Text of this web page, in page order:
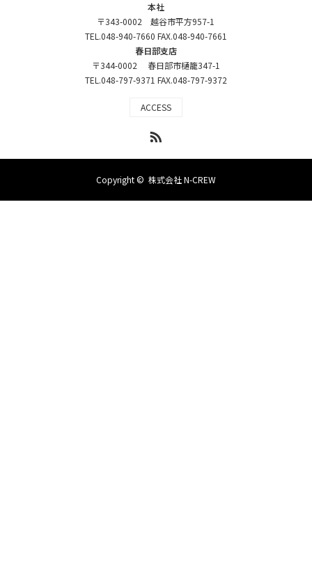
本社
〒343-0002 越谷市平方957-1
TEL.048-940-7660 FAX.048-940-7661
春日部支店
〒344-0002 春日部市樋籠347-1
TEL.048-797-9371 FAX.048-797-9372
ACCESS
Copyright © 株式会社 N-CREW